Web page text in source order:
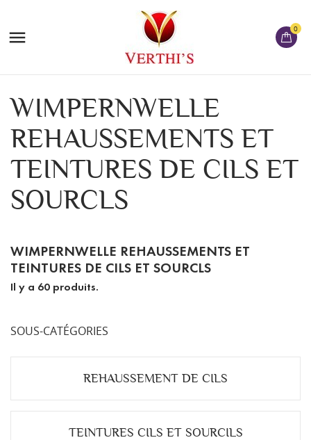
 0
WIMPERNWELLE
REHAUSSEMENTS ET
TEINTURES DE CILS ET
SOURCLS
WIMPERNWELLE REHAUSSEMENTS ET
TEINTURES DE CILS ET SOURCLS
Il y a 60 produits.
SOUS-CATÉGORIES
REHAUSSEMENT DE CILS
TEINTURES CILS ET SOURCILS